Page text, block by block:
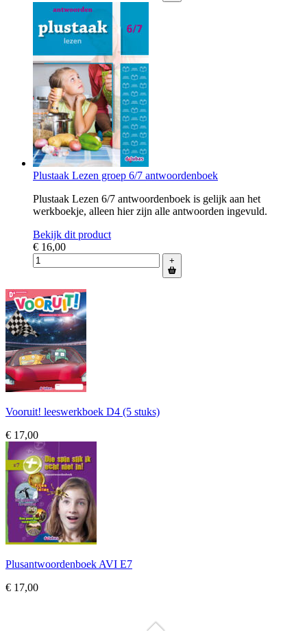
Plustaak Lezen groep 6/7 antwoordenboek
Plustaak Lezen 6/7 antwoordenboek is gelijk aan het
werkboekje, alleen hier zijn alle antwoorden ingevuld.
Bekijk dit product
€ 16,00
+
Vooruit! leeswerkboek D4 (5 stuks)
€ 17,00
Plusantwoordenboek AVI E7
€ 17,00